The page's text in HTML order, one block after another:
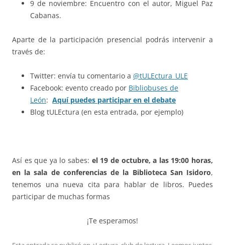
9 de noviembre: Encuentro con el autor, Miguel Paz
Cabanas.
Aparte de la participación presencial podrás intervenir a
través de:
Twitter: envía tu comentario a @tULEctura_ULE
Facebook: evento creado por Bibliobuses de
León: Aquí puedes participar en el debate
Blog tULEctura (en esta entrada, por ejemplo)
Así es que ya lo sabes: el 19 de octubre, a las 19:00 horas,
en la sala de conferencias de la Biblioteca San Isidoro,
tenemos una nueva cita para hablar de libros. Puedes
participar de muchas formas
¡Te esperamos!